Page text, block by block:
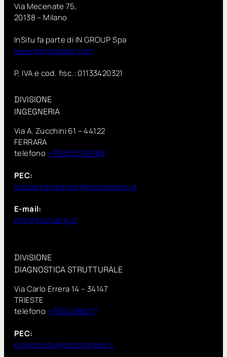
Via Mecenate 75,
20138 – Milano
InSitu fa parte di IN GROUP Spa
www.ingroupspa.com
P. IVA e cod. fisc.: 01133420321
DIVISIONE
INGEGNERIA
Via A. Zucchini 61 – 44122
FERRARA
telefono +390532769188
PEC:
insituengineering@pecimprese.it
E-mail:
info@insitueng.it
DIVISIONE
DIAGNOSTICA STRUTTURALE
Via Carlo Errera 14 – 34147
TRIESTE
telefono +3904098277
PEC:
proveinsitu@pecimprese.it